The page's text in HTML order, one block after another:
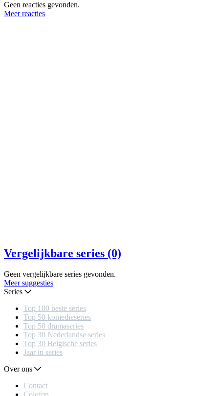
Geen reacties gevonden.
Meer reacties
Vergelijkbare series (0)
Geen vergelijkbare series gevonden.
Meer suggesties
Series
Top 100 beste series
Top 50 komedieseries
Top 50 dramaseries
Top 30 Nederlandse series
Top 30 Belgische series
Jaar in series
Over ons
Contact
Colofon